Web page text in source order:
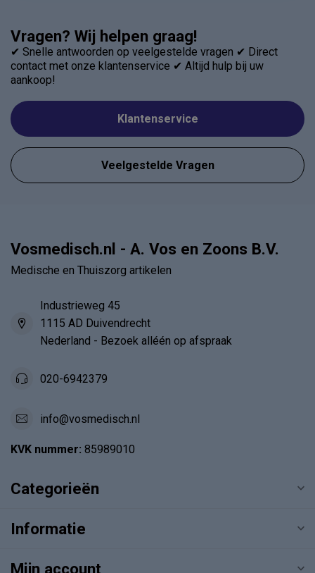
Vragen? Wij helpen graag!
✔ Snelle antwoorden op veelgestelde vragen ✔ Direct
contact met onze klantenservice ✔ Altijd hulp bij uw
aankoop!
Klantenservice
Veelgestelde Vragen
Vosmedisch.nl - A. Vos en Zoons B.V.
Medische en Thuiszorg artikelen
Industrieweg 45
1115 AD Duivendrecht
Nederland - Bezoek alléén op afspraak
020-6942379
info@vosmedisch.nl
KVK nummer: 85989010
Categorieën
Informatie
Mijn account